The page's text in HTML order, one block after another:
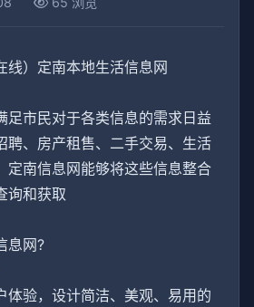
线）定南本地生活信息网
足市民对于各类信息的需求日益
聘、房产租售、二手交易、生活
定南信息网能够将这些信息整合
询和获取
息网?
体验，设计简洁、美观、易用的